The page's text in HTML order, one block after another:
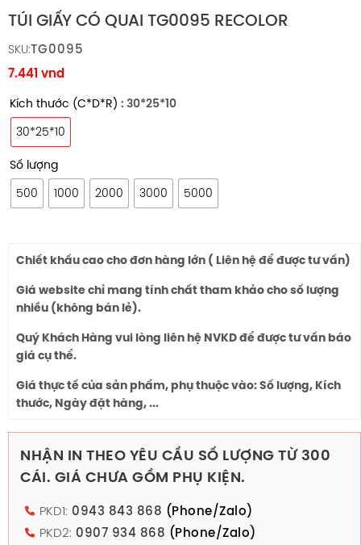
TÚI GIẤY CÓ QUAI TG0095 RECOLOR
SKU:TG0095
7.441vnd
Kích thước (C*D*R) : 30*25*10
30*25*10
Số lượng
500
1000 2000 3000 5000
Chiết khấu cao cho đơn hàng lớn ( Liên hệ để được tư vấn)
Giá website chỉ mang tính chất tham khảo cho số lượng
nhiều (không bán lẻ).
Quý Khách Hàng vui lòng liên hệ NVKD để được tư vấn báo
giá cụ thể.
Giá thực tế của sản phẩm, phụ thuộc vào: Số lượng, Kích
thước, Ngày đặt hàng, ...
NHẬN IN THEO YÊU CẦU SỐ LƯỢNG TỪ 300
CÁI. GIÁ CHƯA GỒM PHỤ KIỆN.
PKD1: 0943 843 868 (Phone/Zalo)
PKD2: 0907 934 868 (Phone/Zalo)